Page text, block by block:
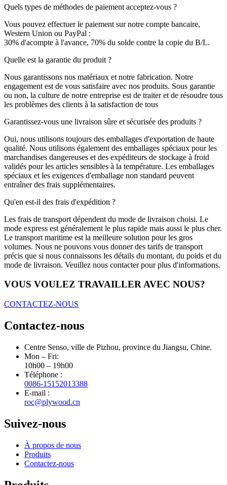
Quels types de méthodes de paiement acceptez-vous ?
Vous pouvez effectuer le paiement sur notre compte bancaire,
Western Union ou PayPal :
30% d'acompte à l'avance, 70% du solde contre la copie du B/L.
Quelle est la garantie du produit ?
Nous garantissons nos matériaux et notre fabrication. Notre
engagement est de vous satisfaire avec nos produits. Sous garantie
ou non, la culture de notre entreprise est de traiter et de résoudre tous
les problèmes des clients à la satisfaction de tous
Garantissez-vous une livraison sûre et sécurisée des produits ?
Oui, nous utilisons toujours des emballages d'exportation de haute
qualité. Nous utilisons également des emballages spéciaux pour les
marchandises dangereuses et des expéditeurs de stockage à froid
validés pour les articles sensibles à la température. Les emballages
spéciaux et les exigences d'emballage non standard peuvent
entraîner des frais supplémentaires.
Qu'en est-il des frais d'expédition ?
Les frais de transport dépendent du mode de livraison choisi. Le
mode express est généralement le plus rapide mais aussi le plus cher.
Le transport maritime est la meilleure solution pour les gros
volumes. Nous ne pouvons vous donner des tarifs de transport
précis que si nous connaissons les détails du montant, du poids et du
mode de livraison. Veuillez nous contacter pour plus d'informations.
VOUS VOULEZ TRAVAILLER AVEC NOUS?
CONTACTEZ-NOUS
Contactez-nous
Centre Senso, ville de Pizhou, province du Jiangsu, Chine.
Mon – Fri:
10h00 – 19h00
Téléphone :
0086-15152013388
E-mail :
roc@plywood.cn
Suivez-nous
À propos de nous
Produits
Contactez-nous